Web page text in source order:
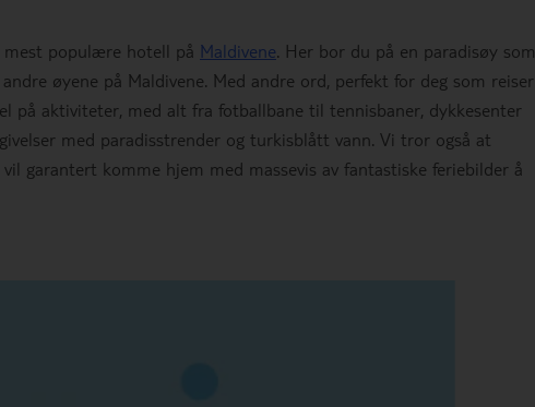
mest populære hotell på Maldivene. Her bor du på en paradisøy som
øyene på Maldivene. Med andre ord, perfekt for deg som reiser
på aktiviteter, med alt fra fotballbane til tennisbaner, dykkesenter
med paradisstrender og turkisblått vann. Vi tror også at
garantert komme hjem med massevis av fantastiske feriebilder å